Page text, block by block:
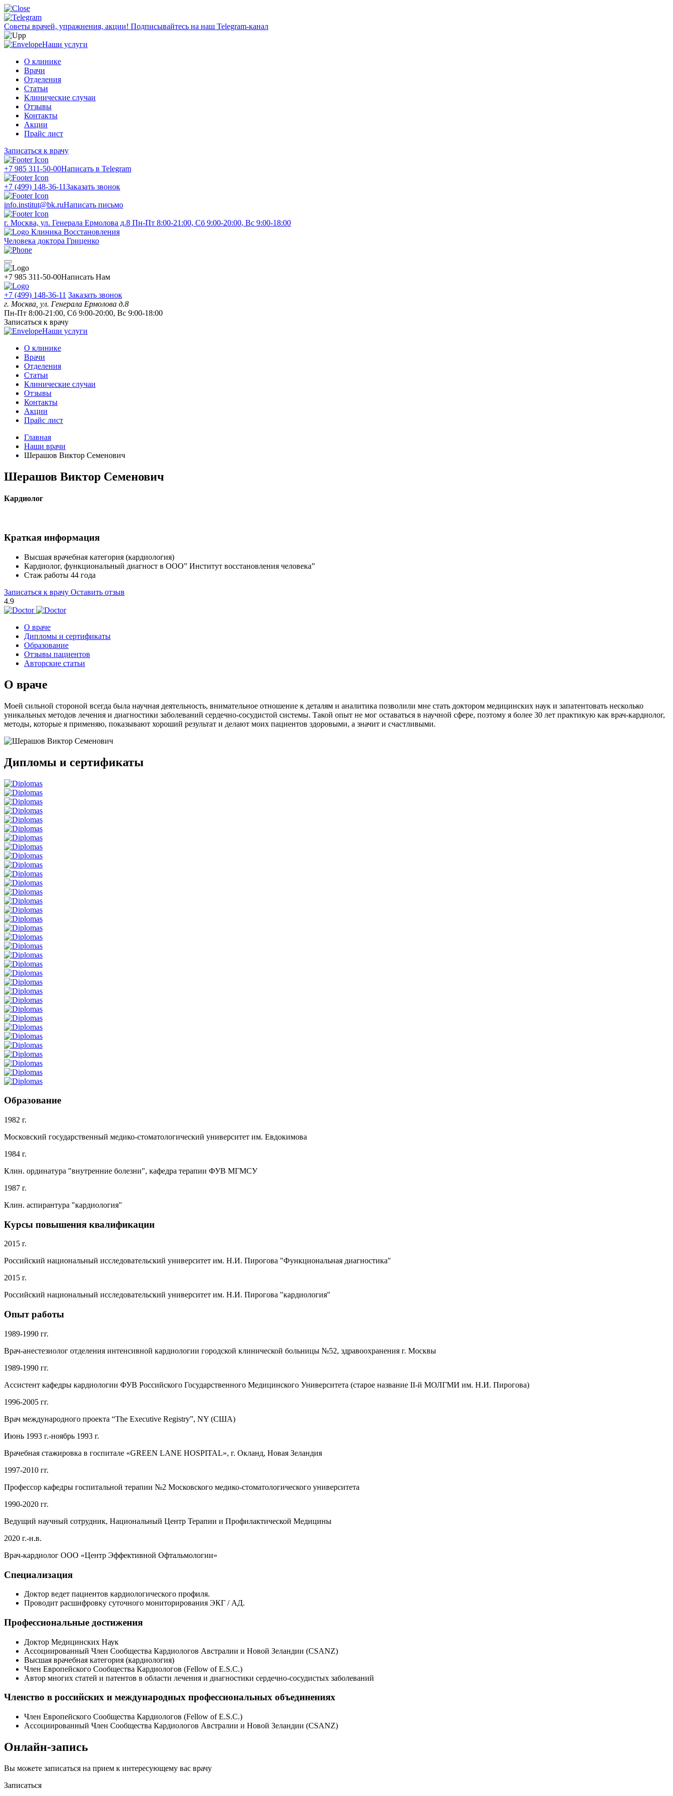
Советы врачей, упражнения, акции! Подписывайтесь на наш Telegram-канал
Наши услуги
О клинике
Врачи
Отделения
Статьи
Клинические случаи
Отзывы
Контакты
Акции
Прайс лист
Записаться к врачу
+7 985 311-50-00Написать в Telegram
+7 (499) 148-36-11Заказать звонок
info.institut@bk.ruНаписать письмо
г. Москва, ул. Генерала Ермолова д.8 Пн-Пт 8:00-21:00, Сб 9:00-20:00, Вс 9:00-18:00
Клиника Восстановления
Человека доктора Гриценко
+7 985 311-50-00Написать Нам
+7 (499) 148-36-11 Заказать звонок
г. Москва, ул. Генерала Ермолова д.8
Пн-Пт 8:00-21:00, Сб 9:00-20:00, Вс 9:00-18:00
Записаться к врачу
Наши услуги
О клинике
Врачи
Отделения
Статьи
Клинические случаи
Отзывы
Контакты
Акции
Прайс лист
Главная
Наши врачи
Шерашов Виктор Семенович
Шерашов Виктор Семенович
Кардиолог
Краткая информация
Высшая врачебная категория (кардиология)
Кардиолог, функциональный диагност в ООО” Институт восстановления человека”
Стаж работы 44 года
Записаться к врачу Оставить отзыв
4.9
О враче
Дипломы и сертификаты
Образование
Отзывы пациентов
Авторские статьи
О враче
Моей сильной стороной всегда была научная деятельность, внимательное отношение к деталям и аналитика позволили мне стать доктором медицинских наук и запатентовать несколько
уникальных методов лечения и диагностики заболеваний сердечно-сосудистой системы. Такой опыт не мог оставаться в научной сфере, поэтому я более 30 лет практикую как врач-кардиолог,
методы, которые я применяю, показывают хороший результат и делают моих пациентов здоровыми, а значит и счастливыми.
Дипломы и сертификаты
Образование
1982 г.
Московский государственный медико-стоматологический университет им. Евдокимова
1984 г.
Клин. ординатура "внутренние болезни", кафедра терапии ФУВ МГМСУ
1987 г.
Клин. аспирантура "кардиология"
Курсы повышения квалификации
2015 г.
Российский национальный исследовательский университет им. Н.И. Пирогова "Функциональная диагностика"
2015 г.
Российский национальный исследовательский университет им. Н.И. Пирогова "кардиология"
Опыт работы
1989-1990 гг.
Врач-анестезиолог отделения интенсивной кардиологии городской клинической больницы №52, здравоохранения г. Москвы
1989-1990 гг.
Ассистент кафедры кардиологии ФУВ Российского Государственного Медицинского Университета (старое название II-й МОЛГМИ им. Н.И. Пирогова)
1996-2005 гг.
Врач международного проекта “The Executive Registry”, NY (США)
Июнь 1993 г.-ноябрь 1993 г.
Врачебная стажировка в госпитале «GREEN LANE HOSPITAL», г. Окланд, Новая Зеландия
1997-2010 гг.
Профессор кафедры госпитальной терапии №2 Московского медико-стоматологического университета
1990-2020 гг.
Ведущий научный сотрудник, Национальный Центр Терапии и Профилактической Медицины
2020 г.-н.в.
Врач-кардиолог ООО «Центр Эффективной Офтальмологии»
Специализация
Доктор ведет пациентов кардиологического профиля.
Проводит расшифровку суточного мониторирования ЭКГ / АД.
Профессиональные достижения
Доктор Медицинских Наук
Ассоциированный Член Сообщества Кардиологов Австралии и Новой Зеландии (CSANZ)
Высшая врачебная категория (кардиология)
Член Европейского Сообщества Кардиологов (Fellow of E.S.C.)
Автор многих статей и патентов в области лечения и диагностики сердечно-сосудистых заболеваний
Членство в российских и международных профессиональных объединениях
Член Европейского Сообщества Кардиологов (Fellow of E.S.C.)
Ассоциированный Член Сообщества Кардиологов Австралии и Новой Зеландии (CSANZ)
Онлайн-запись
Вы можете записаться на прием к интересующему вас врачу
Записаться